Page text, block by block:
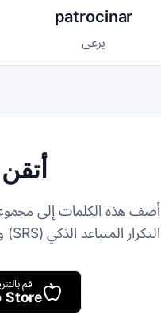
patrocinar
يرعى
أضف هذه الكلمات إلى
التكرار المتباعد الذكي (SRS) ولن تنساها أبدًا. قم بتنزيل تطبيق Inklingo للبدء.
قم